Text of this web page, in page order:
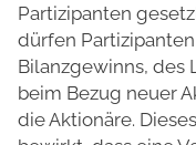
Partizipanten
dürfen
Bilanzgewinns, des
beim Bezug neuer
die Aktionäre.